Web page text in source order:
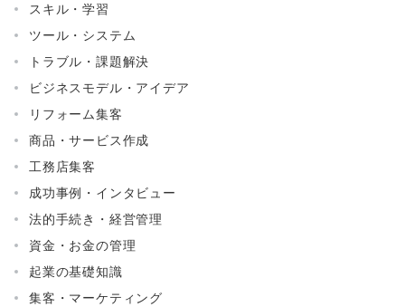
スキル・学習
ツール・システム
トラブル・課題解決
ビジネスモデル・アイデア
リフォーム集客
商品・サービス作成
工務店集客
成功事例・インタビュー
法的手続き・経営管理
資金・お金の管理
起業の基礎知識
集客・マーケティング